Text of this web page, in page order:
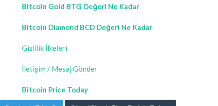
Bitcoin Gold BTG Değeri Ne Kadar
Bitcoin Diamond BCD Değeri Ne Kadar
Gizlilik İlkeleri
İletişim / Mesaj Gönder
Bitcoin Price Today